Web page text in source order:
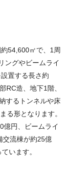
54,600㎡で、1周
ングやビームライ
置する長さ約
RC造、地下1階、
するトンネルや床
る形となります。
億円、ビームライ
交流棟が約25億
います。